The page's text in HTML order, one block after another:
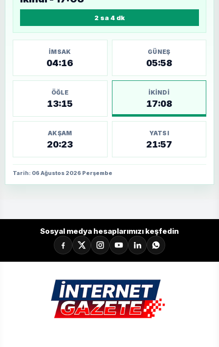
2 sa 4 dk
İMSAK
04:16
GÜNEŞ
05:58
ÖĞLE
13:15
İKINDI
17:08
AKŞAM
20:23
YATSI
21:57
Tarih: 06 Ağustos 2026 Perşembe
Sosyal medya hesaplarımızı keşfedin